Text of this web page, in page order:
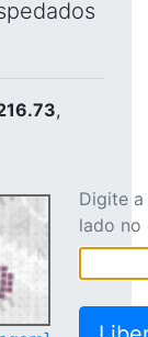
,
Digite
lado no